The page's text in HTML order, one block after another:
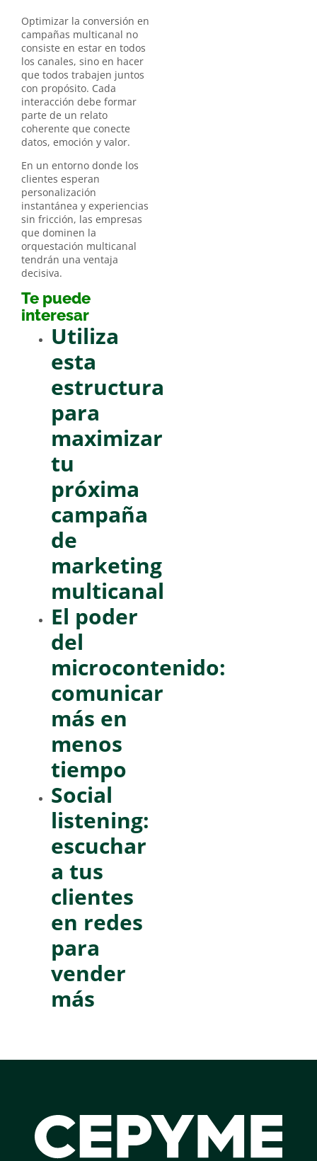
Optimizar la conversión en
campañas multicanal no
consiste en estar en todos
los canales, sino en hacer
que todos trabajen juntos
con propósito. Cada
interacción debe formar
parte de un relato
coherente que conecte
datos, emoción y valor.
En un entorno donde los
clientes esperan
personalización
instantánea y experiencias
sin fricción, las empresas
que dominen la
orquestación multicanal
tendrán una ventaja
decisiva.
Te puede
interesar
Utiliza
esta
estructura
para
maximizar
tu
próxima
campaña
de
marketing
multicanal
El poder
del
microcontenido:
comunicar
más en
menos
tiempo
Social
listening:
escuchar
a tus
clientes
en redes
para
vender
más